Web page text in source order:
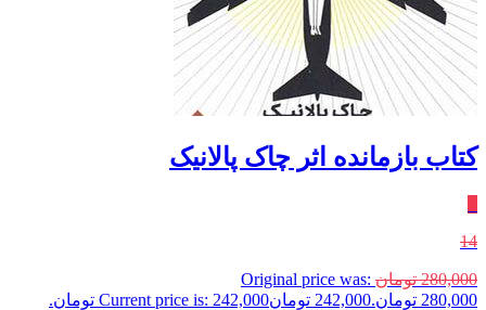
کتاب بازمانده اثر چاک پالانیک
14
280,000 تومان Original price was:
280,000 تومان.
242,000 تومانCurrent price is: 242,000 تومان.